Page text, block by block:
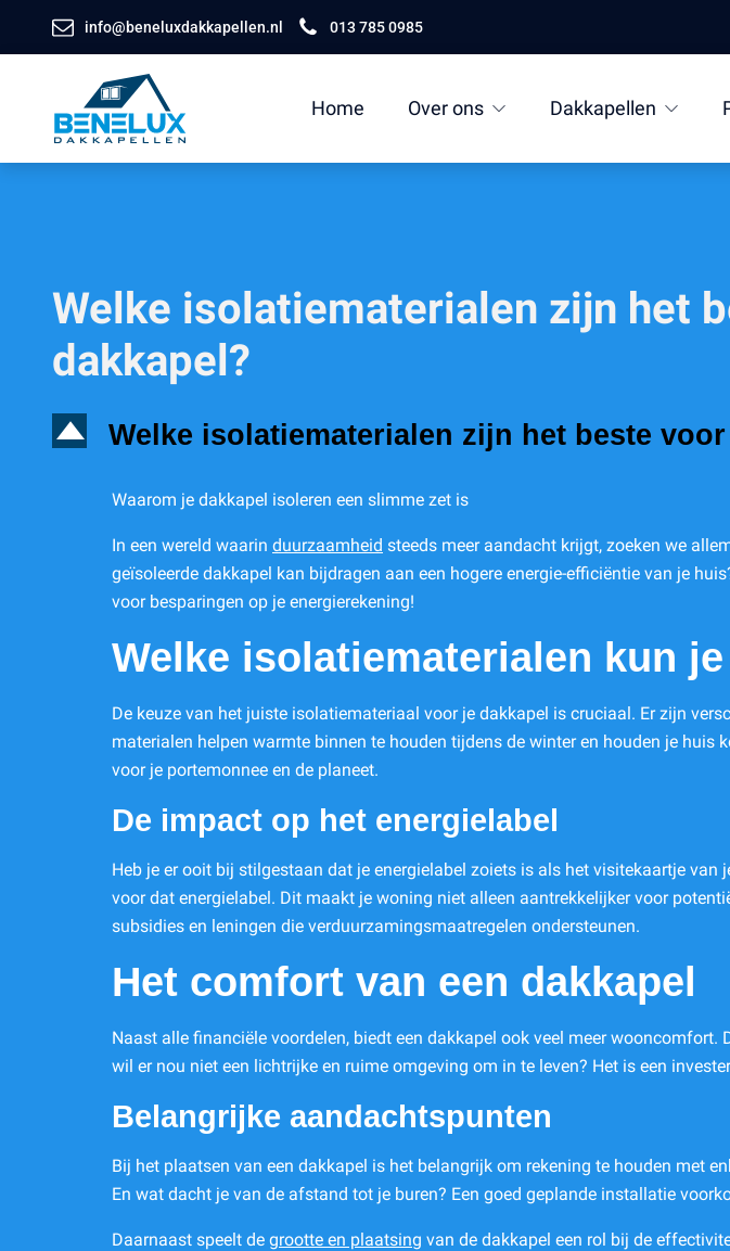
info@beneluxdakkapellen.nl 013 785 0985
Home Over ons Dakkapellen
Welke isolatiematerialen zijn het
dakkapel?
D Welke isolatiematerialen zijn het beste
Waarom je dakkapel isoleren een slimme zet is
In een wereld waarin duurzaamheid steeds meer aandacht krijgt, zoeken we
geïsoleerde dakkapel kan bijdragen aan een hogere energie-efficiëntie van je
voor besparingen op je energierekening!
Welke isolatiematerialen kun
De keuze van het juiste isolatiemateriaal voor je dakkapel is cruciaal. Er zijn
materialen helpen warmte binnen te houden tijdens de winter en houden je
voor je portemonnee en de planeet.
De impact op het energielabel
Heb je er ooit bij stilgestaan dat je energielabel zoiets is als het visitekaartje
voor dat energielabel. Dit maakt je woning niet alleen aantrekkelijker voor
subsidies en leningen die verduurzamingsmaatregelen ondersteunen.
Het comfort van een dakkapel
Naast alle financiële voordelen, biedt een dakkapel ook veel meer wooncomfort.
wil er nou niet een lichtrijke en ruime omgeving om in te leven? Het is een
Belangrijke aandachtspunten
Bij het plaatsen van een dakkapel is het belangrijk om rekening te houden met
En wat dacht je van de afstand tot je buren? Een goed geplande installatie
Daarnaast speelt de grootte en plaatsing van de dakkapel een rol bij de